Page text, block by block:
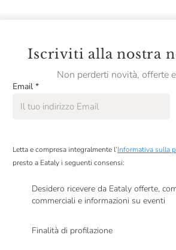
Iscriviti alla nostra
Non perderti novità, offerte
Email *
Letta e compresa integralmente l’Informativa sulla
presto a Eataly i seguenti consensi:
Desidero ricevere da Eataly offerte,
commerciali e informazioni su eventi
Finalità di profilazione